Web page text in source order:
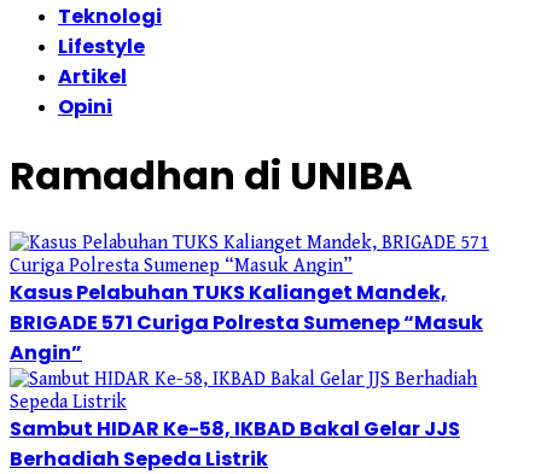
Teknologi
Lifestyle
Artikel
Opini
Ramadhan di UNIBA
Kasus Pelabuhan TUKS Kalianget Mandek,
BRIGADE 571 Curiga Polresta Sumenep “Masuk
Angin”
Sambut HIDAR Ke-58, IKBAD Bakal Gelar JJS
Berhadiah Sepeda Listrik